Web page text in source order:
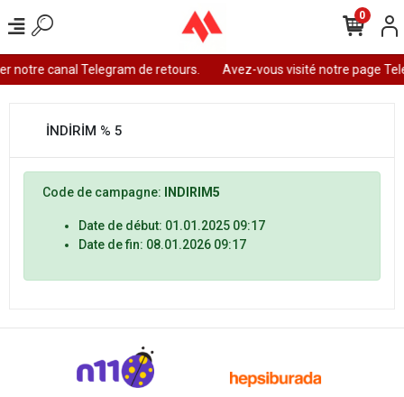
notre canal Telegram de retours. Avez-vous visité notre page
0
İNDİRİM % 5
Code de campagne: INDIRIM5
Date de début: 01.01.2025 09:17
Date de fin: 08.01.2026 09:17